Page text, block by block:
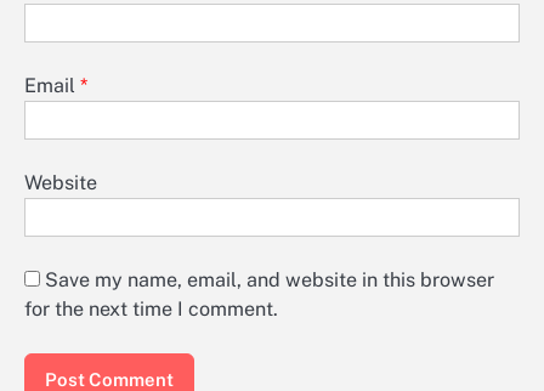
Email *
Website
Save my name, email, and website in this browser
for the next time I comment.